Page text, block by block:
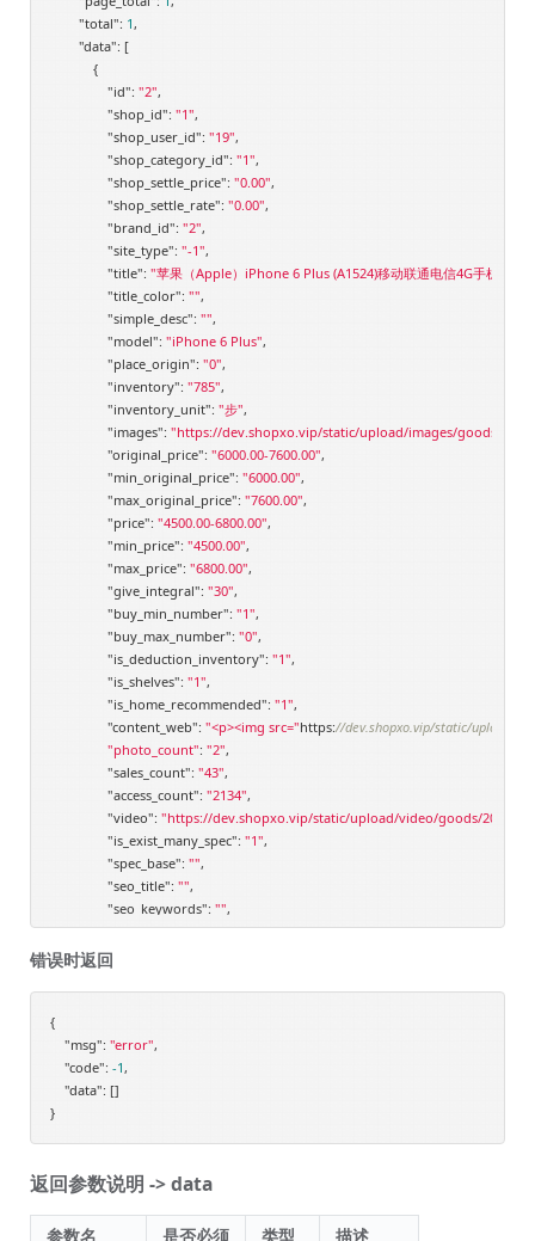
"total": 1,
"data": [
            {
"id": "2",
"shop_id": "1",
"shop_user_id": "19",
"shop_category_id": "1",
"shop_settle_price": "0.00",
"shop_settle_rate": "0.00",
"brand_id": "2",
"site_type": "-1",
"title": "苹果（Apple）iPhone 6 Plus (A1524)移动联通电信4G手机 金色
"title_color": "",
"simple_desc": "",
"model": "iPhone 6 Plus",
"place_origin": "0",
"inventory": "785",
"inventory_unit": "步",
"images": "https://dev.shopxo.vip/static/upload/images/goods/2019/
"original_price": "6000.00-7600.00",
"min_original_price": "6000.00",
"max_original_price": "7600.00",
"price": "4500.00-6800.00",
"min_price": "4500.00",
"max_price": "6800.00",
"give_integral": "30",
"buy_min_number": "1",
"buy_max_number": "0",
"is_deduction_inventory": "1",
"is_shelves": "1",
"is_home_recommended": "1",
"content_web": "<p><img src="https://dev.shopxo.vip/static/upload/
"photo_count": "2",
"sales_count": "43",
"access_count": "2134",
"video": "https://dev.shopxo.vip/static/upload/video/goods/2019/01/
"is_exist_many_spec": "1",
"spec_base": "",
"seo_title": "",
"seo_keywords": "",
"seo_desc": "",
"is_delete_time"
"zycg_brand"
"zycg_categoryname"
"zycg_brandname"
"max_price": "6800.00"
"min_original_price"
"6000.00"
错误时返回
{
"msg": "error",
"code": -1,
"data": []
}
返回参数说明 -> data
参数名 是否必须 类型 描述